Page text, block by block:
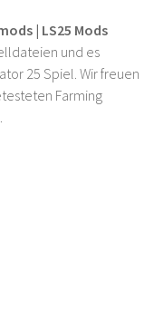
| LS25 Mods
und es
25 Spiel. Wir freuen
Farming